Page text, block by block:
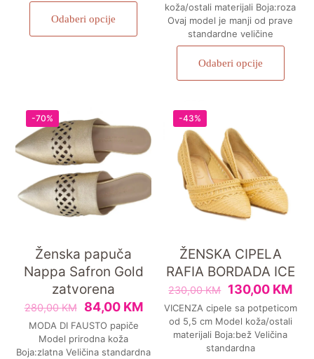
Odaberi opcije
koža/ostali materijali Boja:roza
Ovaj model je manji od prave
standardne veličine
Odaberi opcije
-70%
Ženska papuča
Nappa Safron Gold
zatvorena
280,00KM 84,00 KM
MODA DI FAUSTO papiče
Model prirodna koža
Boja:zlatna Veličina standardna
-43%
ŽENSKA CIPELA
RAFIA BORDADA ICE
230,00KM 130,00 KM
VICENZA cipele sa potpeticom
od 5,5 cm Model koža/ostali
materijali Boja:bež Veličina
standardna